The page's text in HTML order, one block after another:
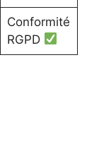
Conformité
RGPD